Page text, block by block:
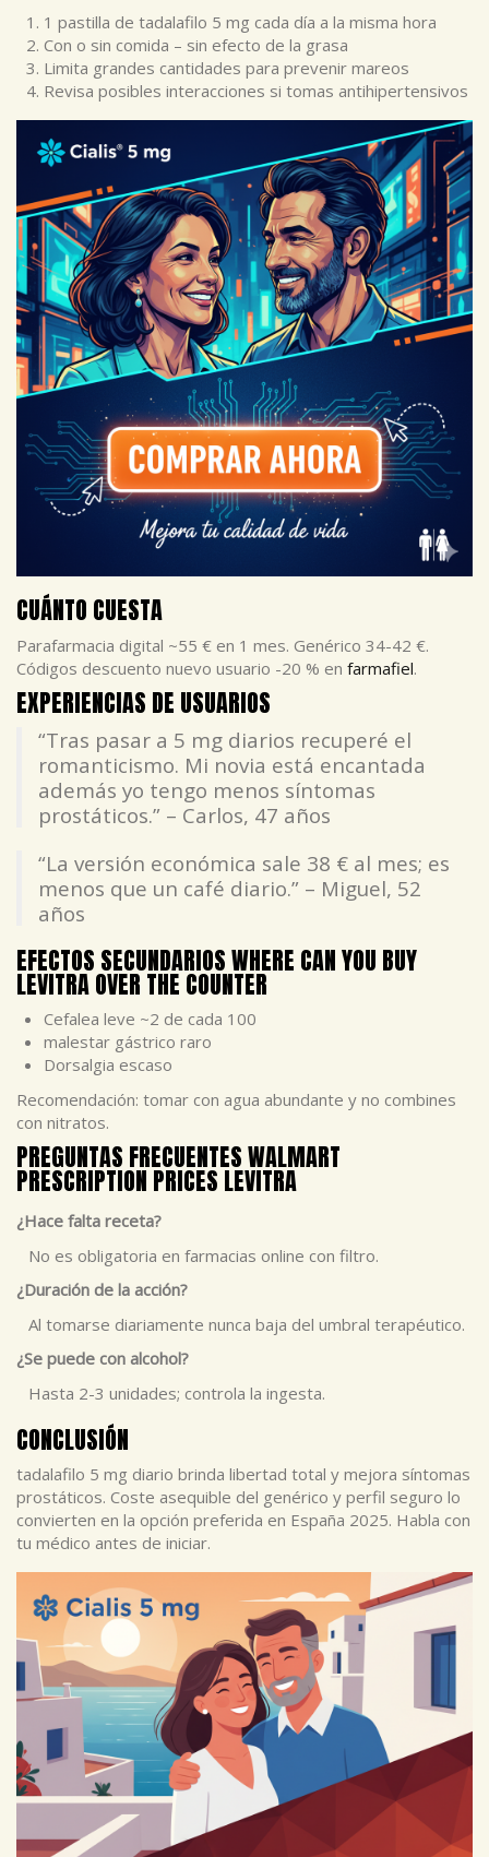
1 pastilla de tadalafilo 5 mg cada día a la misma hora
Con o sin comida – sin efecto de la grasa
Limita grandes cantidades para prevenir mareos
Revisa posibles interacciones si tomas antihipertensivos
CUÁNTO CUESTA
Parafarmacia digital ~55 € en 1 mes. Genérico 34-42 €.
Códigos descuento nuevo usuario -20 % en farmafiel.
EXPERIENCIAS DE USUARIOS
“Tras pasar a 5 mg diarios recuperé el
romanticismo. Mi novia está encantada
además yo tengo menos síntomas
prostáticos.” – Carlos, 47 años
“La versión económica sale 38 € al mes; es
menos que un café diario.” – Miguel, 52
años
EFECTOS SECUNDARIOS WHERE CAN YOU BUY
LEVITRA OVER THE COUNTER
Cefalea leve ~2 de cada 100
malestar gástrico raro
Dorsalgia escaso
Recomendación: tomar con agua abundante y no combines
con nitratos.
PREGUNTAS FRECUENTES WALMART
PRESCRIPTION PRICES LEVITRA
¿Hace falta receta?
No es obligatoria en farmacias online con filtro.
¿Duración de la acción?
Al tomarse diariamente nunca baja del umbral terapéutico.
¿Se puede con alcohol?
Hasta 2-3 unidades; controla la ingesta.
CONCLUSIÓN
tadalafilo 5 mg diario brinda libertad total y mejora síntomas
prostáticos. Coste asequible del genérico y perfil seguro lo
convierten en la opción preferida en España 2025. Habla con
tu médico antes de iniciar.